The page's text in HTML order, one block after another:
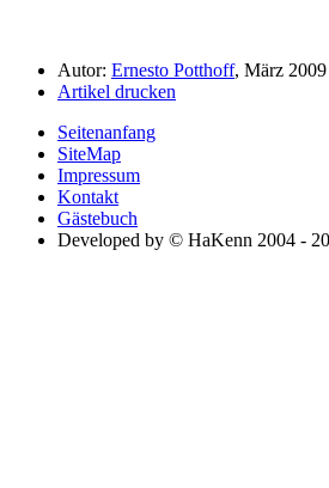
Autor: Ernesto Potthoff, März 2009
Artikel drucken
Seitenanfang
SiteMap
Impressum
Kontakt
Gästebuch
Developed by © HaKenn 2004 -